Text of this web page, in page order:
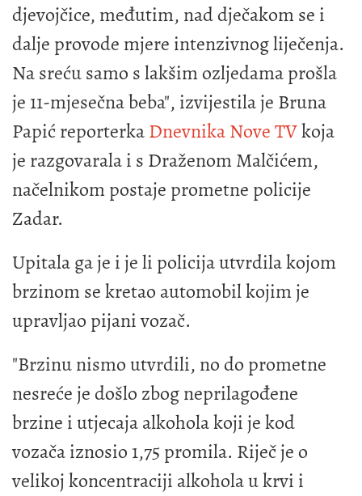
djevojčice, međutim, nad dječakom se i
dalje provode mjere intenzivnog liječenja.
Na sreću samo s lakšim ozljedama prošla
je 11-mjesečna beba", izvijestila je Bruna
Papić reporterkaDnevnika Nove TVkoja
je razgovarala i s Draženom Malčićem,
načelnikom postaje prometne policije
Zadar.
Upitala ga je i je li policija utvrdila kojom
brzinom se kretao automobil kojim je
upravljao pijani vozač.
"Brzinu nismo utvrdili, no do prometne
nesreće je došlo zbog neprilagođene
brzine i utjecaja alkohola koji je kod
vozača iznosio 1,75 promila. Riječ je o
velikoj koncentraciji alkohola u krvi i